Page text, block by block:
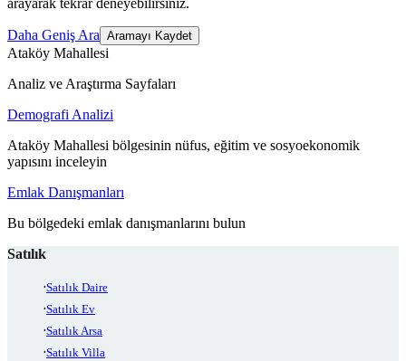
arayarak tekrar deneyebilirsiniz.
Daha Geniş Ara Aramayı Kaydet
Ataköy Mahallesi
Analiz ve Araştırma Sayfaları
Demografi Analizi
Ataköy Mahallesi bölgesinin nüfus, eğitim ve sosyoekonomik
yapısını inceleyin
Emlak Danışmanları
Bu bölgedeki emlak danışmanlarını bulun
Satılık
Satılık Daire
Satılık Ev
Satılık Arsa
Satılık Villa